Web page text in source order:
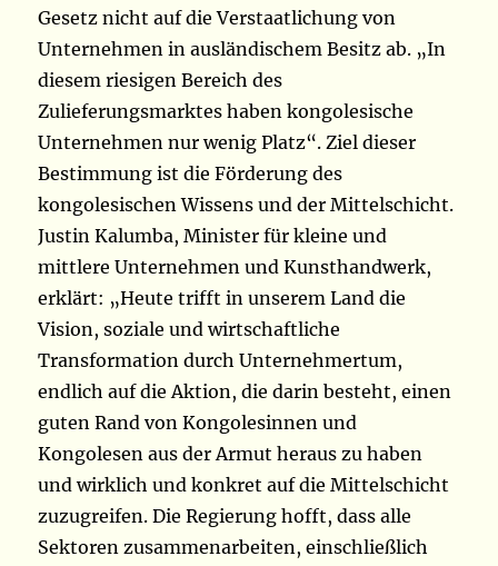
Gesetz nicht auf die Verstaatlichung von
Unternehmen in ausländischem Besitz ab. „In
diesem riesigen Bereich des
Zulieferungsmarktes haben kongolesische
Unternehmen nur wenig Platz“. Ziel dieser
Bestimmung ist die Förderung des
kongolesischen Wissens und der Mittelschicht.
Justin Kalumba, Minister für kleine und
mittlere Unternehmen und Kunsthandwerk,
erklärt: „Heute trifft in unserem Land die
Vision, soziale und wirtschaftliche
Transformation durch Unternehmertum,
endlich auf die Aktion, die darin besteht, einen
guten Rand von Kongolesinnen und
Kongolesen aus der Armut heraus zu haben
und wirklich und konkret auf die Mittelschicht
zuzugreifen. Die Regierung hofft, dass alle
Sektoren zusammenarbeiten, einschließlich